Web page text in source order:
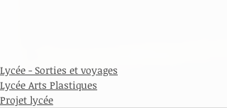
Lycée - Sorties et voyages
Lycée Arts Plastiques
Projet lycée